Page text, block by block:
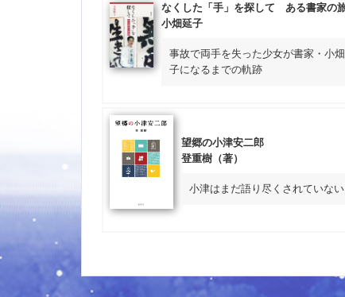
なくした「手」を探して ある書家の
小畑延子
事故で両手を失った少女が書家・小
子になるまでの軌跡
望郷の小津安二郎
登重樹（著）
小津はまだ語り尽くされていない